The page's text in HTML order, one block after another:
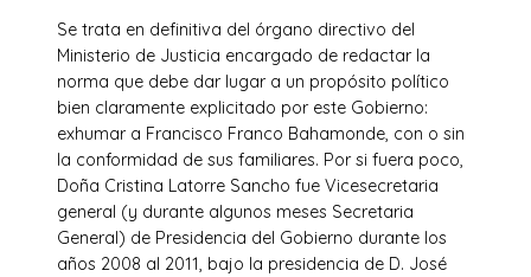
Se trata en definitiva del órgano directivo del
Ministerio de Justicia encargado de redactar la
norma que debe dar lugar a un propósito político
bien claramente explicitado por este Gobierno:
exhumar a Francisco Franco Bahamonde, con o sin
la conformidad de sus familiares. Por si fuera poco,
Doña Cristina Latorre Sancho fue Vicesecretaria
general (y durante algunos meses Secretaria
General) de Presidencia del Gobierno durante los
años 2008 al 2011, bajo la presidencia de D. José